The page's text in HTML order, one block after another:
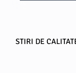
STIRI DE